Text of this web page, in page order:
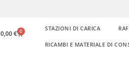
0,00€ 0 STAZIONI DI CARICA
RICAMBI E MATERIALE DI